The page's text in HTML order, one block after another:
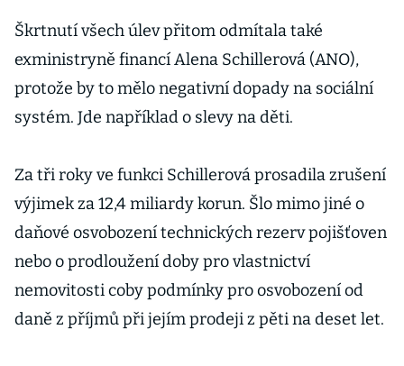
Škrtnutí všech úlev přitom odmítala také
exministryně financí Alena Schillerová (ANO),
protože by to mělo negativní dopady na sociální
systém. Jde například o slevy na děti.
Za tři roky ve funkci Schillerová prosadila zrušení
výjimek za 12,4 miliardy korun. Šlo mimo jiné o
daňové osvobození technických rezerv pojišťoven
nebo o prodloužení doby pro vlastnictví
nemovitosti coby podmínky pro osvobození od
daně z příjmů při jejím prodeji z pěti na deset let.